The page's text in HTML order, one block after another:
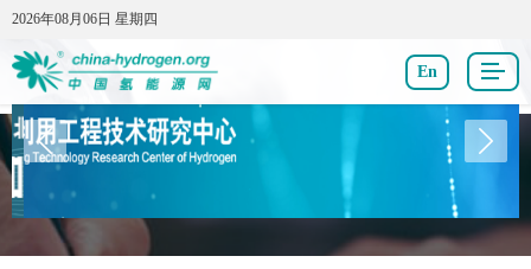
2026年08月06日 星期四
2026年08月06日 星期四
En